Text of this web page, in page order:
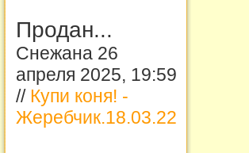
Продан...
Снежана 26
апреля 2025, 19:59
// Купи коня! -
Жеребчик.18.03.22